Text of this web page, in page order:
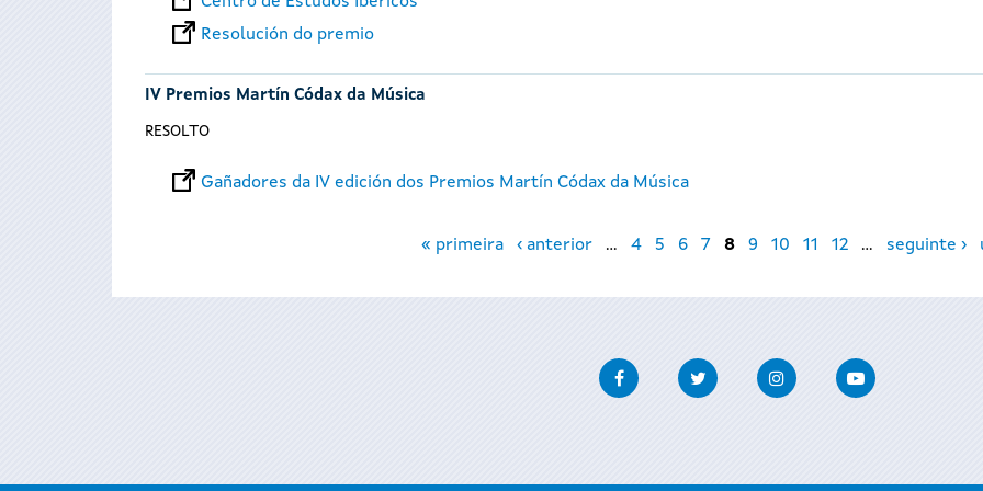
Resolución do premio
IV Premios Martín Códax da Música
RESOLTO
Gañadores da IV edición dos Premios Martín Códax da Música
« primeira ‹ anterior … 4 5 6 7 8 9 10 11 12 … seguinte ›
FacebookTwitter InstagramYoutube